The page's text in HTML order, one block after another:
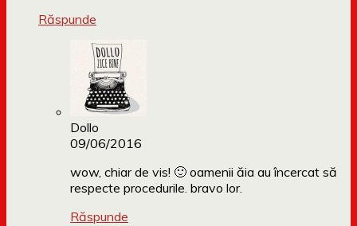
Răspunde
Dollo
09/06/2016
wow, chiar de vis! 🙂 oamenii ăia au încercat să
respecte procedurile. bravo lor.
Răspunde